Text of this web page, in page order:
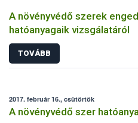
A növényvédő szerek
hatóanyagaik vizsgálatáról
TOVÁBB
2017. február 16., csütörtök
A növényvédő szer